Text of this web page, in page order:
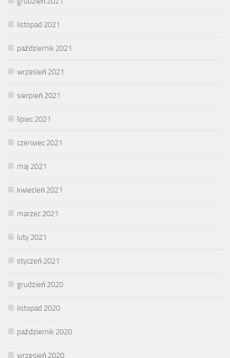
listopad 2021
październik 2021
wrzesień 2021
sierpień 2021
lipiec 2021
czerwiec 2021
maj 2021
kwiecień 2021
marzec 2021
luty 2021
styczeń 2021
grudzień 2020
listopad 2020
październik 2020
wrzesień 2020